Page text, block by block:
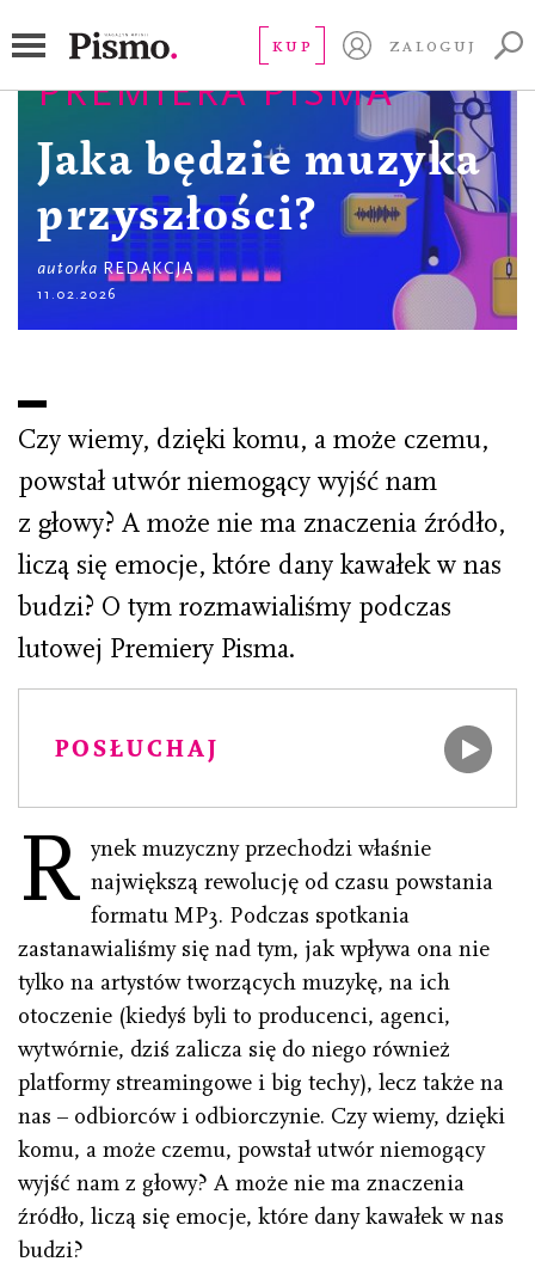
KUP ZALOGUJ
PREMIERA PISMA
Jaka będzie muzyka
przyszłości?
autorka REDAKCJA
11.02.2026
Czy wiemy, dzięki komu, a może czemu,
powstał utwór niemogący wyjść nam
z głowy? A może nie ma znaczenia źródło,
liczą się emocje, które dany kawałek w nas
budzi? O tym rozmawialiśmy podczas
lutowej Premiery Pisma.
POSŁUCHAJ
R ynek muzyczny przechodzi właśnie
największą rewolucję od czasu powstania
formatu MP3. Podczas spotkania
zastanawialiśmy się nad tym, jak wpływa ona nie
tylko na artystów tworzących muzykę, na ich
otoczenie (kiedyś byli to producenci, agenci,
wytwórnie, dziś zalicza się do niego również
platformy streamingowe i big techy), lecz także na
nas – odbiorców i odbiorczynie. Czy wiemy, dzięki
komu, a może czemu, powstał utwór niemogący
wyjść nam z głowy? A może nie ma znaczenia
źródło, liczą się emocje, które dany kawałek w nas
budzi?